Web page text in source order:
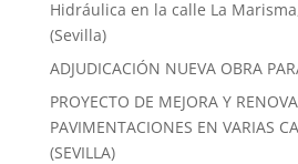
Hidráulica en la calle La
(Sevilla)
ADJUDICACIÓN NUEVA OBRA
PROYECTO DE MEJORA Y
PAVIMENTACIONES EN VARIAS
(SEVILLA)